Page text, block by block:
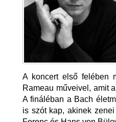
A koncert első felében
Rameau műveivel, amit
A fináléban a Bach
is szót kap, akinek